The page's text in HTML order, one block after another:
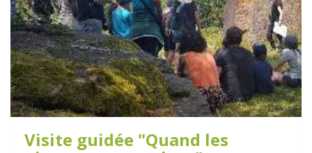
Visite guidée "Quand les